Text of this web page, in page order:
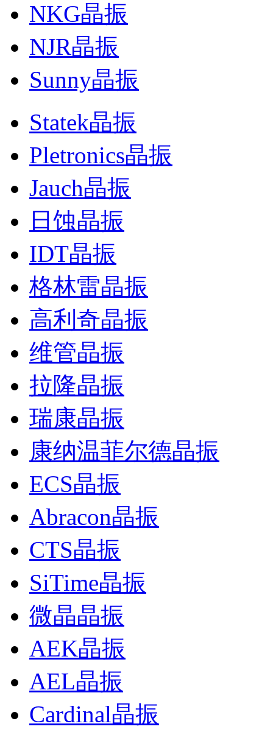
NKG晶振
NJR晶振
Sunny晶振
Statek晶振
Pletronics晶振
Jauch晶振
日蚀晶振
IDT晶振
格林雷晶振
高利奇晶振
维管晶振
拉隆晶振
瑞康晶振
康纳温菲尔德晶振
ECS晶振
Abracon晶振
CTS晶振
SiTime晶振
微晶晶振
AEK晶振
AEL晶振
Cardinal晶振